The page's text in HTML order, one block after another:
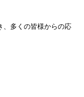
、多くの皆様からの応